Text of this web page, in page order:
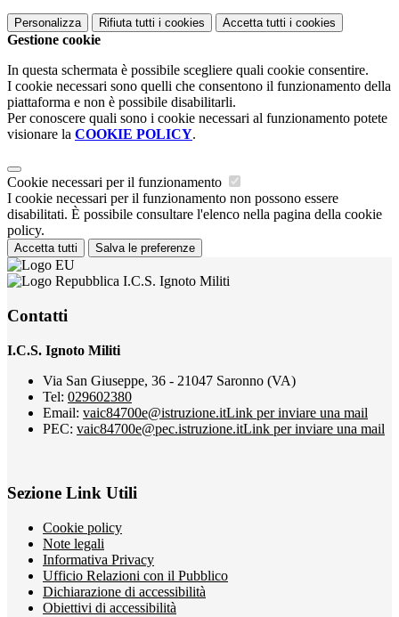
Personalizza Rifiuta tutti i cookies Accetta tutti i cookies
Gestione cookie
In questa schermata è possibile scegliere quali cookie consentire.
I cookie necessari sono quelli che consentono il funzionamento della
piattaforma e non è possibile disabilitarli.
Per conoscere quali sono i cookie necessari al funzionamento potete
visionare la COOKIE POLICY.
Cookie necessari per il funzionamento
I cookie necessari per il funzionamento non possono essere
disabilitati. È possibile consultare l'elenco nella pagina della cookie
policy.
Accetta tutti Salva le preferenze
I.C.S. Ignoto Militi
Contatti
I.C.S. Ignoto Militi
Via San Giuseppe, 36 - 21047 Saronno (VA)
Tel: 029602380
Email: vaic84700e@istruzione.itLink per inviare una mail
PEC: vaic84700e@pec.istruzione.itLink per inviare una mail
Sezione Link Utili
Cookie policy
Note legali
Informativa Privacy
Ufficio Relazioni con il Pubblico
Dichiarazione di accessibilità
Obiettivi di accessibilità